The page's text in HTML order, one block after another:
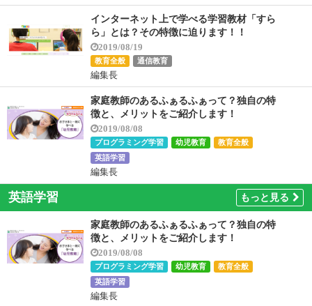
インターネット上で学べる学習教材「すら
ら」とは？その特徴に迫ります！！
2019/08/19
教育全般 通信教育
編集長
家庭教師のあるふぁるふぁって？独自の特
徴と、メリットをご紹介します！
2019/08/08
プログラミング学習 幼児教育
教育全般
英語学習
編集長
英語学習 もっと見る
家庭教師のあるふぁるふぁって？独自の特
徴と、メリットをご紹介します！
2019/08/08
プログラミング学習 幼児教育
教育全般
英語学習
編集長